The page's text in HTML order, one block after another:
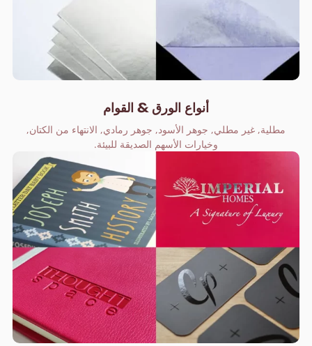
أنواع الورق & القوام
مطلية, غير مطلي, جوهر الأسود, جوهر رمادي, الانتهاء من الكتان,
وخيارات الأسهم الصديقة للبيئة.